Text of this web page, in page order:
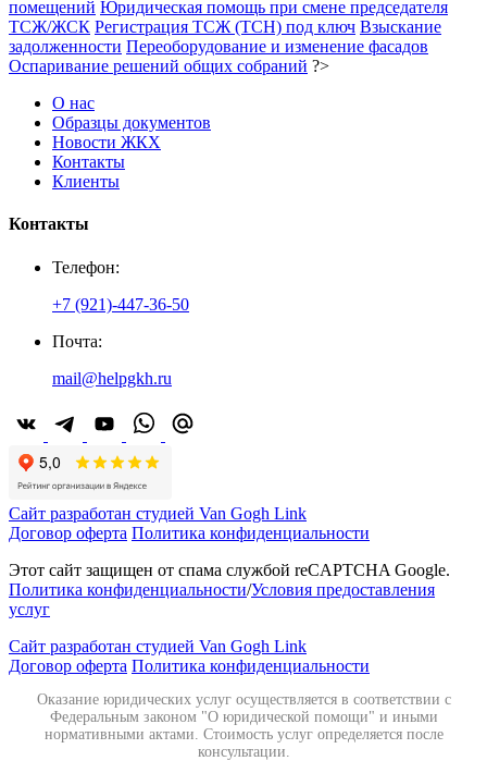
помещений Юридическая помощь при смене председателя
ТСЖ/ЖСК Регистрация ТСЖ (ТСН) под ключ Взыскание
задолженности Переоборудование и изменение фасадов
Оспаривание решений общих собраний ?>
О нас
Образцы документов
Новости ЖКХ
Контакты
Клиенты
Контакты
Телефон:
+7 (921)-447-36-50
Почта:
mail@helpgkh.ru
Сайт разработан студией Van Gogh Link
Договор оферта Политика конфиденциальности
Этот сайт защищен от спама службой reCAPTCHA Google.
Политика конфиденциальности/Условия предоставления
услуг
Сайт разработан студией Van Gogh Link
Договор оферта Политика конфиденциальности
Оказание юридических услуг осуществляется в соответствии с
Федеральным законом "О юридической помощи" и иными
нормативными актами. Стоимость услуг определяется после
консультации.